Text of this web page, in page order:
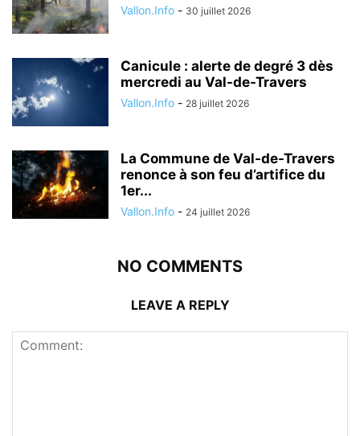
Vallon.Info - 30 juillet 2026
Canicule : alerte de degré 3 dès
mercredi au Val-de-Travers
Vallon.Info - 28 juillet 2026
La Commune de Val-de-Travers
renonce à son feu d’artifice du
1er...
Vallon.Info - 24 juillet 2026
NO COMMENTS
LEAVE A REPLY